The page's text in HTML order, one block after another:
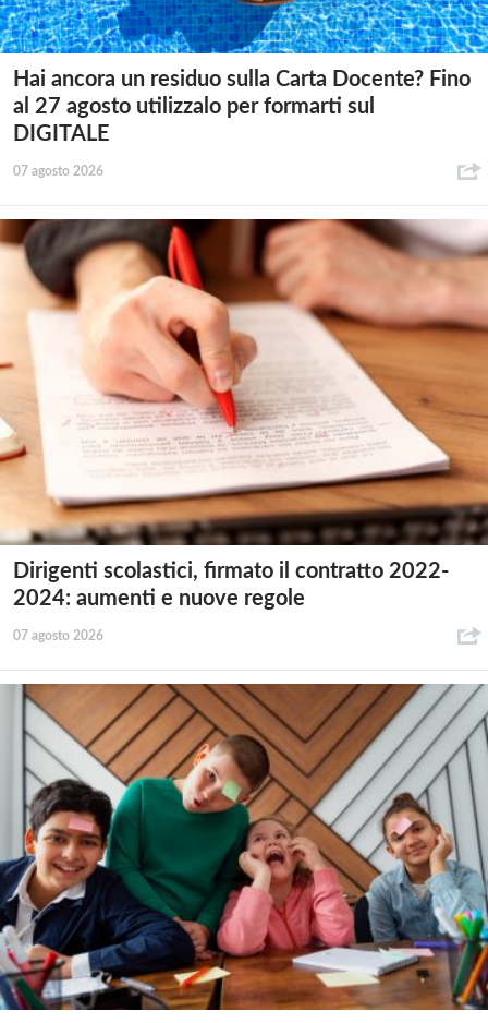
Hai ancora un residuo sulla Carta Docente? Fino
al 27 agosto utilizzalo per formarti sul
DIGITALE
07 agosto 2026
Dirigenti scolastici, firmato il contratto 2022-
2024: aumenti e nuove regole
07 agosto 2026